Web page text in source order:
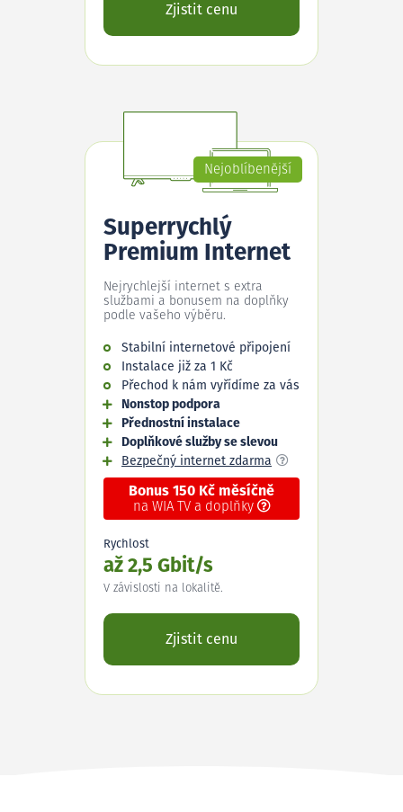
Zjistit cenu
Nejoblíbenější
Superrychlý
Premium Internet
Nejrychlejší internet s extra
službami a bonusem na doplňky
podle vašeho výběru.
Stabilní internetové připojení
Instalace již za 1 Kč
Přechod k nám vyřídíme za vás
Nonstop podpora
Přednostní instalace
Doplňkové služby se slevou
Bezpečný internet zdarma
Bonus 150 Kč měsíčně
na WIA TV a doplňky
Rychlost
až 2,5 Gbit/s
V závislosti na lokalitě.
Zjistit cenu